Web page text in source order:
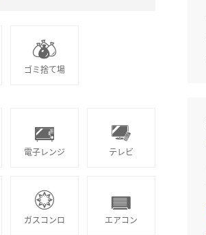
ゴミ捨て場
電子レンジ テレビ
ガスコンロ エアコン